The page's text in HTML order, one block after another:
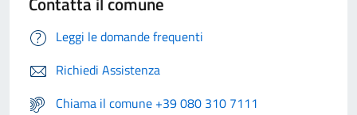
Leggi le domande frequenti
Richiedi Assistenza
Chiama il comune +39 080 310 7111